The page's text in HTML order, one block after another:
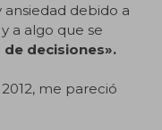
debido a
a algo que se
decisiones».
me pareció